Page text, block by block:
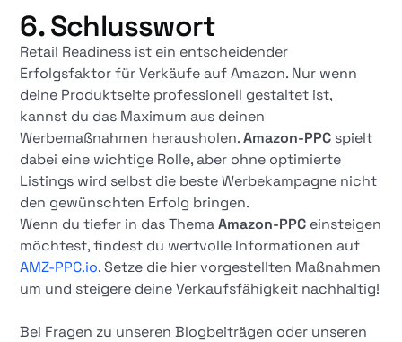
6. Schlusswort
Retail Readiness ist ein entscheidender
Erfolgsfaktor für Verkäufe auf Amazon. Nur wenn
deine Produktseite professionell gestaltet ist,
kannst du das Maximum aus deinen
Werbemaßnahmen herausholen.Amazon-PPC spielt
dabei eine wichtige Rolle, aber ohne optimierte
Listings wird selbst die beste Werbekampagne nicht
den gewünschten Erfolg bringen.
Wenn du tiefer in das ThemaAmazon-PPC einsteigen
möchtest, findest du wertvolle Informationen auf
AMZ-PPC.io. Setze die hier vorgestellten Maßnahmen
um und steigere deine Verkaufsfähigkeit nachhaltig!
Bei Fragen zu unseren Blogbeiträgen oder unseren